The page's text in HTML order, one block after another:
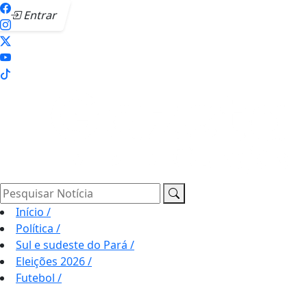
Entrar
Pesquisar Notícia
Início /
Política /
Sul e sudeste do Pará /
Eleições 2026/
Futebol /